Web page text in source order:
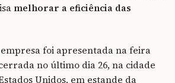
melhorar a eficiência das
foi apresentada na feira
no último dia 26, na cidade
Unidos, em estande da